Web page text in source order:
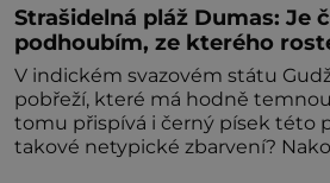
Strašidelná pláž Dumas: Je
podhoubím, ze kterého
V indickém svazovém státu
pobřeží, které má hodně
tomu přispívá i černý písek této
takové